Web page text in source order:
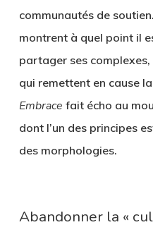
communautés de
montrent à quel point il
partager ses complexes,
qui remettent en cause
Embrace fait écho au
dont l’un des principes
des morphologies.
Abandonner la «